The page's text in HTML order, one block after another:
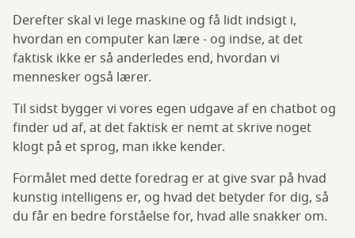
Derefter skal vi lege maskine og få lidt indsigt i,
hvordan en computer kan lære - og indse, at det
faktisk ikke er så anderledes end, hvordan vi
mennesker også lærer.
Til sidst bygger vi vores egen udgave af en chatbot og
finder ud af, at det faktisk er nemt at skrive noget
klogt på et sprog, man ikke kender.
Formålet med dette foredrag er at give svar på hvad
kunstig intelligens er, og hvad det betyder for dig, så
du får en bedre forståelse for, hvad alle snakker om.